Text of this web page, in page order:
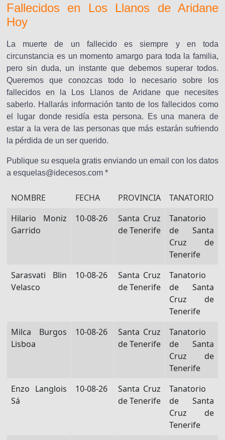
Fallecidos en Los Llanos de Aridane
Hoy
La muerte de un fallecido es siempre y en toda
circunstancia es un momento amargo para toda la familia,
pero sin duda, un instante que debemos superar todos.
Queremos que conozcas todo lo necesario sobre los
fallecidos en la Los Llanos de Aridane que necesites
saberlo. Hallarás información tanto de los fallecidos como
el lugar donde residía esta persona. Es una manera de
estar a la vera de las personas que más estarán sufriendo
la pérdida de un ser querido.
Publique su esquela gratis enviando un email con los datos
a esquelas@idecesos.com *
NOMBRE FECHA PROVINCIA
TANATORIO
Hilario Moniz
Garrido
10-08-26
Santa Cruz
de Tenerife
Tanatorio
de Santa
Cruz de
Tenerife
Sarasvati Blin
Velasco
10-08-26
Santa Cruz
de Tenerife
Tanatorio
de Santa
Cruz de
Tenerife
Milca Burgos
Lisboa
10-08-26
Santa Cruz
de Tenerife
Tanatorio
de Santa
Cruz de
Tenerife
Enzo Langlois
Sá
10-08-26
Santa Cruz
de Tenerife
Tanatorio
de Santa
Cruz de
Tenerife